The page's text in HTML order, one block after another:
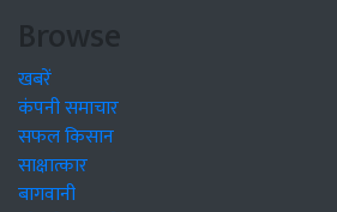
Browse
खबरें
कंपनी समाचार
सफल किसान
साक्षात्कार
बागवानी